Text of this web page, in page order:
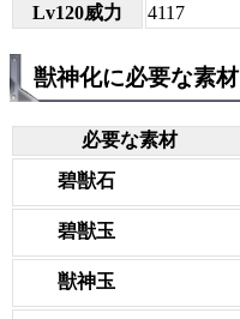
Lv120威力
4117
獣神化に必要な素材
必要な素材
碧獣石
碧獣玉
獣神玉